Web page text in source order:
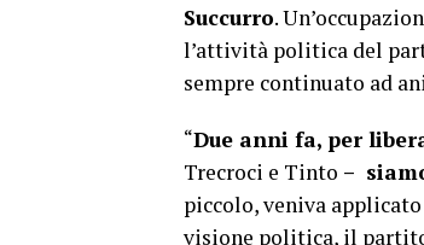
Succurro.
l’attività politica del
sempre continuato ad
“Due anni fa, per
Trecroci e Tinto –
piccolo, veniva
visione politica, il